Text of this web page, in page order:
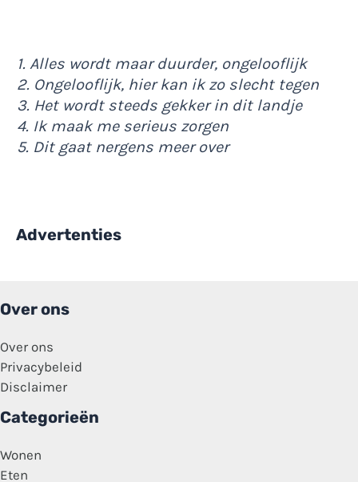
1. Alles wordt maar duurder, ongelooflijk
2. Ongelooflijk, hier kan ik zo slecht tegen
3. Het wordt steeds gekker in dit landje
4. Ik maak me serieus zorgen
5. Dit gaat nergens meer over
Advertenties
Over ons
Over ons
Privacybeleid
Disclaimer
Categorieën
Wonen
Eten